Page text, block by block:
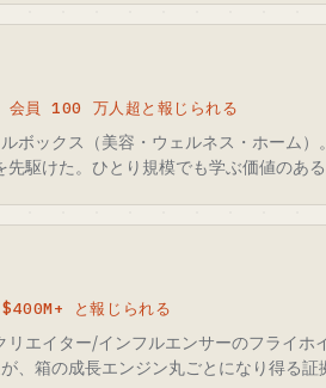
会員 100 万人超と報じられる
ボックス（美容・ウェルネス・ホーム
けた。ひとり規模でも学ぶ価値のある
と報じられる
エイター/インフルエンサーのフライホ
、箱の成長エンジン丸ごとになり得る証